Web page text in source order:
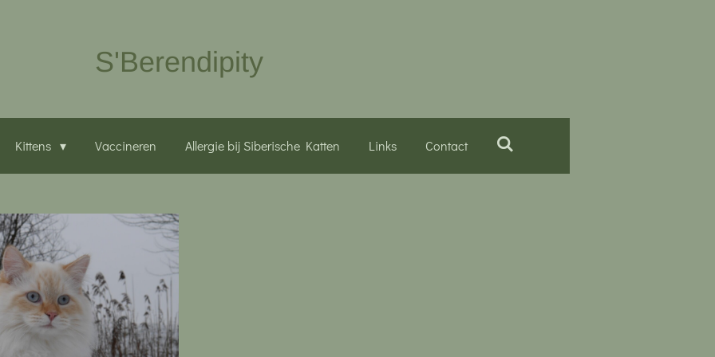
S'Berendipity
Kittens Vaccineren Allergie bij Siberische Katten Links Contact